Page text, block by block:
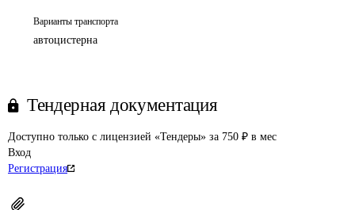
Варианты транспорта
автоцистерна
Тендерная документация
Доступно только с лицензией «Тендеры» за 750 ₽ в мес
Вход
Регистрация